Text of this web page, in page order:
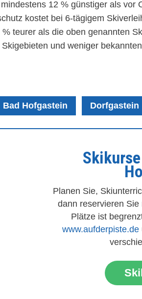
12 % günstiger als vor
kostet bei 6-tägigem
teurer als die oben genannten
und weniger
Bad Hofgastein Dorfgastein
Planen Sie,
dann reservieren
Plätze ist
www.aufderpiste.de